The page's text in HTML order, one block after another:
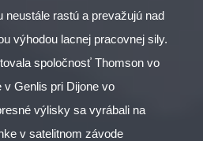
neustále rastú a prevažujú nad
výhodou lacnej pracovnej sily.
spoločnosť Thomson vo
Genlis pri Dijone vo
výlisky sa vyrábali na
v satelitnom závode